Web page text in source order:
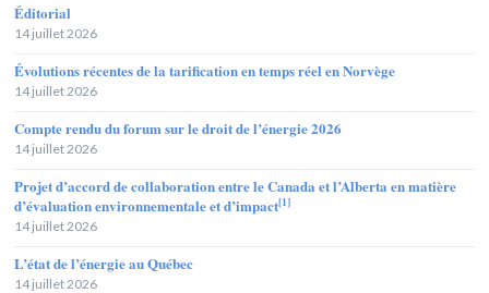
Éditorial
14 juillet 2026
Évolutions récentes de la tarification en temps réel en Norvège
14 juillet 2026
Compte rendu du forum sur le droit de l’énergie 2026
14 juillet 2026
Projet d’accord de collaboration entre le Canada et l’Alberta en matière
d’évaluation environnementale et d’impact[1]
14 juillet 2026
L’état de l’énergie au Québec
14 juillet 2026